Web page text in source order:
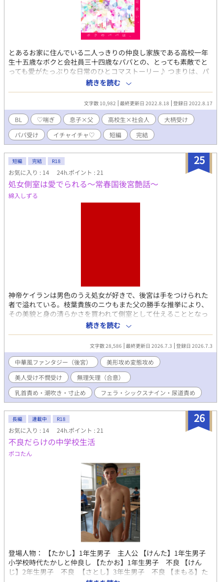
ップルとして妄想されていること！？ そんな仲良しアイドルグル
ープのわちゃわちゃイチャイチャストーリーです。 ✴✴✴ ボイス
ドラマ制作いたしました！ 【キャスト】 市川七瀬:乃木悠星様 相
田すばる:颯様 佐々木葵:乾燥様 河北渚:立知鼎様 登場人物のみんな
季節のイベントボイスやファンサオフ動画など無料で公開してい
ます！ ぜひお聴きください！ 『アイドルはナマモノですか！？』
まとめ一覧 https://ci-
en.dlsite.com/creator/14620/article/779428 また、有料版となり
ますがR18ボイスドラマもございます。大変えっちです。ぜひお
聴きください。 【R18BLボイスドラマ】 「ラジオ収録のそのあと
で①」(SSRラジオ#1)
https://harukanasora.booth.pm/items/4423000 SSRの楽曲を作
りました！ ボイスドラマのキャスト様たちがアイドルSSRとして
歌ってくださってます。 【オリジナル曲】 『sweet
candy』/SacredSugar
https://harukanasora.booth.pm/items/4555564
とあるお家に住んでいる二人っきりの仲良し家族である高校一年
生十五歳なボクと会社員三十四歳なパパとの、とっても素敵でと
っても愛がたっぷりな日常のひとコマストーリー♪ つまりは、パ
パに激重愛感情ぶつけまくりなしたたか息子くん×けっこうダメ
ダメなところ多しだけど息子大好きなほわほわパパとの近親相姦
えろえろ話でございます♡ 息子×実父に加え、受けのパパの方
が体格良しおなのでそこのところどうぞよろしくです！ あと作中
で相手側に問題があるとはいえ、息子くんが実母であるパパと離
婚したママのことを中々に悪く言っておりますのでそこもどうぞ
ご注意を。 ※ R-18エロもので、♡（ハート）喘ぎ満載です。
※ 素敵な表紙は、pixiv小説用フリー素材にて、『やまなし』様
からお借りしました。ありがとうございます！
続きを読む
文字数 10,982 最終更新日 2022.8.18 登録日 2022.8.17
BL ♡喘ぎ 息子×父 高校生×社会人
大柄受け
パパ受け
イチャイチャ♡ 短編 完結
25
短編 完結 R18
お気に入り : 14 24h.ポイント : 21
処女側室は愛でられる～常春国後宮艶話～
綿入しずる
神帝ケイランは男色のうえ処女が好きで、後宮は手をつけられた
者で溢れている。枝葉貴族のニウもまた父の勝手な推挙により、
その美貌と身の清らかさを買われて側室として仕えることとなっ
た。だがしかし、ニウは何がなんでも処女を捧げたくなかった。
「陛下は処女がお好きと聞き及んでおります……！――ならば俺
は、処女のままでいたいのです！」 初夜にて神帝相手に不遜にも
詭弁をかました彼は、“処女のままで”末永く愛でられることにな
る。 ・挿入なしで滅茶苦茶にされる処女受けの話。挿入以外はす
る ・ハーレム要素あり。他の受けと話したり他の受けの話をした
り他の受けは抱いていたりする。性描写は主人公のみ。受け同士
仲良し
続きを読む
文字数 28,586 最終更新日 2026.7.3 登録日 2026.7.3
中華風ファンタジー（後宮）
美形攻め変態攻め
美人受け不憫受け
無理矢理（合意）
乳首責め・潮吹き・寸止め
フェラ・シックスナイン・尿道責め
26
長編 連載中 R18
お気に入り : 14 24h.ポイント : 21
不良だらけの中学校生活
ポコたん
登場人物： 【たかし】1年生男子 主人公 【けんた】1年生男子
小学校時代たかしと仲良し 【たかお】1年生男子 不良 【けん
じ】2年生男子 不良 【さとし】3年生男子 不良 【まもる】た